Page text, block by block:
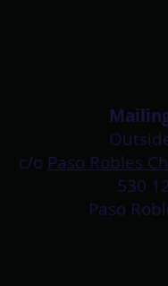
c/o Paso Robles
530
Paso